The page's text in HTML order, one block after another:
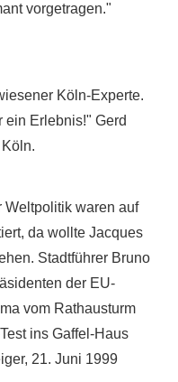
vorgetragen."
Köln-Experte.
ein Erlebnis!" Gerd
waren auf
da wollte Jacques
Stadtführer Bruno
der EU-
vom Rathausturm
ins Gaffel-Haus
21. Juni 1999